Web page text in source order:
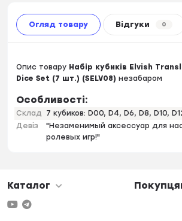
Огляд товару Відгуки 0
Опис товару Набір кубиків Elvish
Dice Set (7 шт.) (SELV08) незабаром
Особливості:
Склад
7 кубиков: D00, D4, D6, D8, D10,
Девіз
"Незаменимый аксессуар для
ролевых игр!"
Каталог